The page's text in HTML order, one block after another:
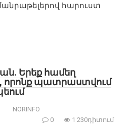
հարուստ
Երեք համեղ
պատրաստվում
NORINFO
0
1 230դիտում